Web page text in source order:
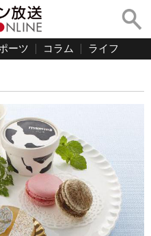
ーツ コラム ライフ